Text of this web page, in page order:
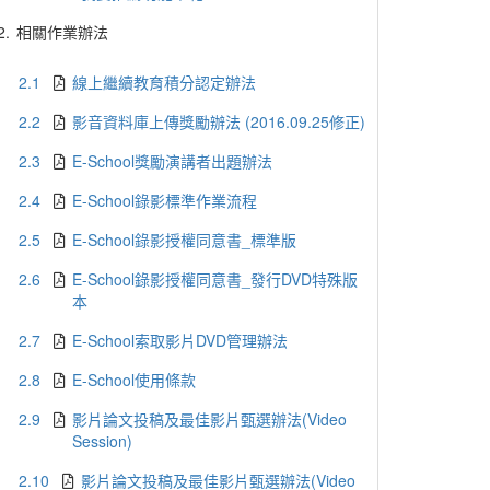
相關作業辦法
2.1
線上繼續教育積分認定辦法
2.2
影音資料庫上傳獎勵辦法 (2016.09.25修正)
2.3
E-School獎勵演講者出題辦法
2.4
E-School錄影標準作業流程
2.5
E-School錄影授權同意書_標準版
2.6
E-School錄影授權同意書_發行DVD特殊版
本
2.7
E-School索取影片DVD管理辦法
2.8
E-School使用條款
2.9
影片論文投稿及最佳影片甄選辦法(Video
Session)
2.10
影片論文投稿及最佳影片甄選辦法(Video